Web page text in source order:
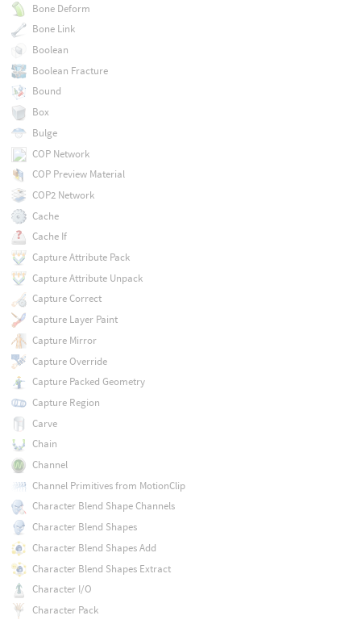
Bone Deform
Bone Link
Boolean
Boolean Fracture
Bound
Box
Bulge
COP Network
COP Preview Material
COP2 Network
Cache
Cache If
Capture Attribute Pack
Capture Attribute Unpack
Capture Correct
Capture Layer Paint
Capture Mirror
Capture Override
Capture Packed Geometry
Capture Region
Carve
Chain
Channel
Channel Primitives from MotionClip
Character Blend Shape Channels
Character Blend Shapes
Character Blend Shapes Add
Character Blend Shapes Extract
Character I/O
Character Pack